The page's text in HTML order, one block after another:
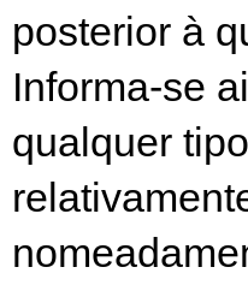
posterior à
Informa-se
qualquer